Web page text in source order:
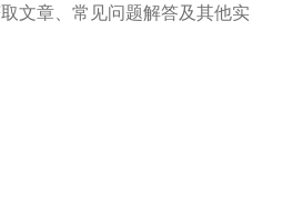
文章、常见问题解答及其他实